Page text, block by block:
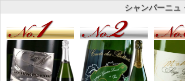
シャンパーニュ